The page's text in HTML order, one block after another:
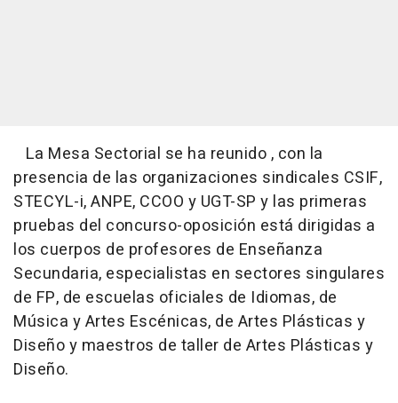
La Mesa Sectorial se ha reunido , con la
presencia de las organizaciones sindicales CSIF,
STECYL-i, ANPE, CCOO y UGT-SP y las primeras
pruebas del concurso-oposición está dirigidas a
los cuerpos de profesores de Enseñanza
Secundaria, especialistas en sectores singulares
de FP, de escuelas oficiales de Idiomas, de
Música y Artes Escénicas, de Artes Plásticas y
Diseño y maestros de taller de Artes Plásticas y
Diseño.